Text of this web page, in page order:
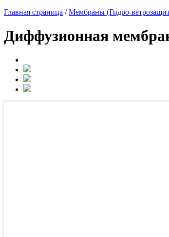
Главная страница /Мембраны (Гидро-
Диффузионная